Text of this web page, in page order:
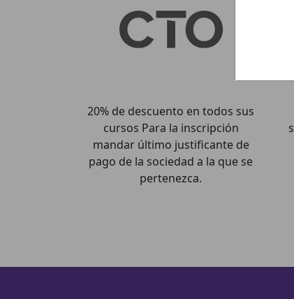
20% de descuento en todos sus
cursos Para la inscripción
mandar último justificante de
pago de la sociedad a la que se
pertenezca.